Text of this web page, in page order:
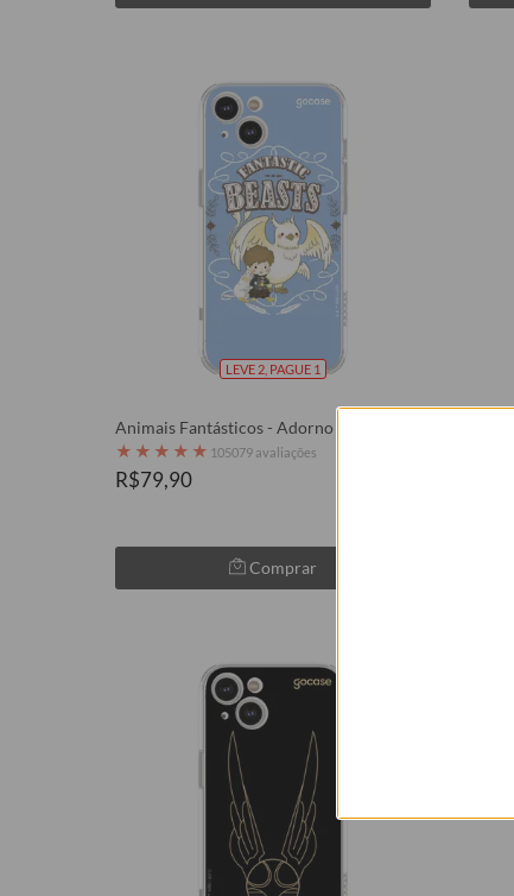
LEVE 2, PAGUE 1
Animais Fantásticos - Adorno
★ ★ ★ ★ ★ 105079 avaliações
R$79,90
Comprar